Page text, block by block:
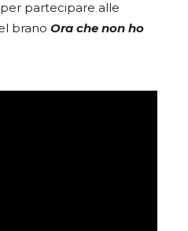
partecipare alle
brano Ora che non ho